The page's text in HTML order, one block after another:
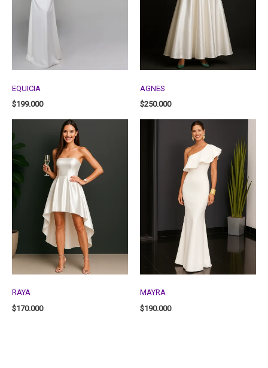
EQUICIA
$199.000
AGNES
$250.000
RAYA
$170.000
MAYRA
$190.000